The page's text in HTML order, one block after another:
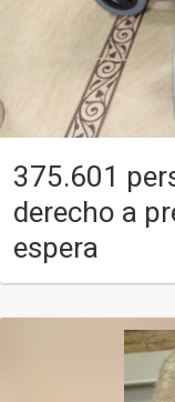
375.601
derecho a
espera